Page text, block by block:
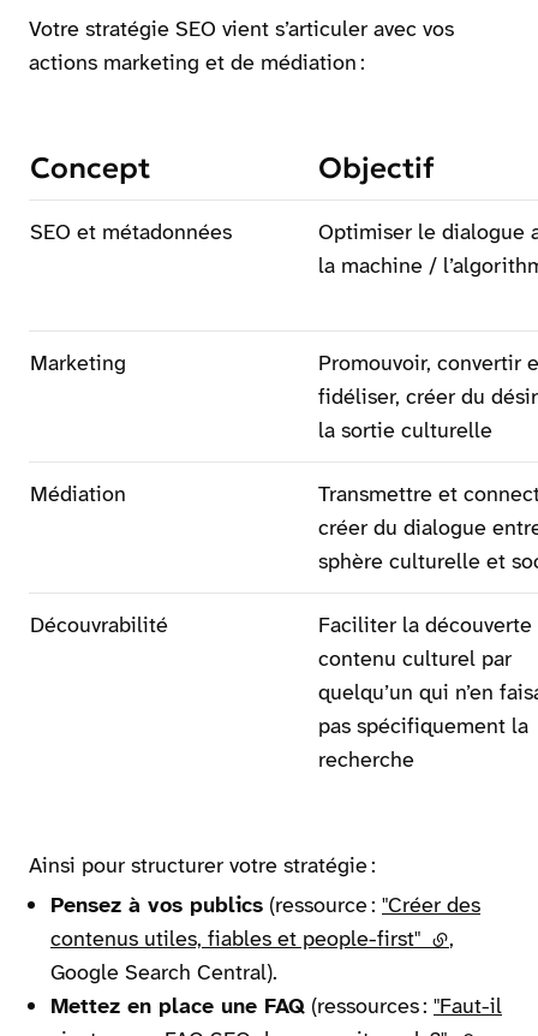
Votre stratégie SEO vient s’articuler avec vos
actions marketing et de médiation :
Concept Objectif
SEO et métadonnées
Optimiser le dialogue
la machine /
Marketing
Promouvoir, convertir
fidéliser, créer du
la sortie culturelle
Médiation
Transmettre et
créer du dialogue
sphère culturelle et
Découvrabilité
Faciliter la découverte
contenu culturel par
quelqu’un qui n’en
pas spécifiquement la
recherche
Ainsi pour structurer votre stratégie :
Pensez à vos publics (ressource : "Créer des
contenus utiles, fiables et people-first" (lien
,
Google Search Central).
Mettez en place une FAQ (ressources : "Faut-il